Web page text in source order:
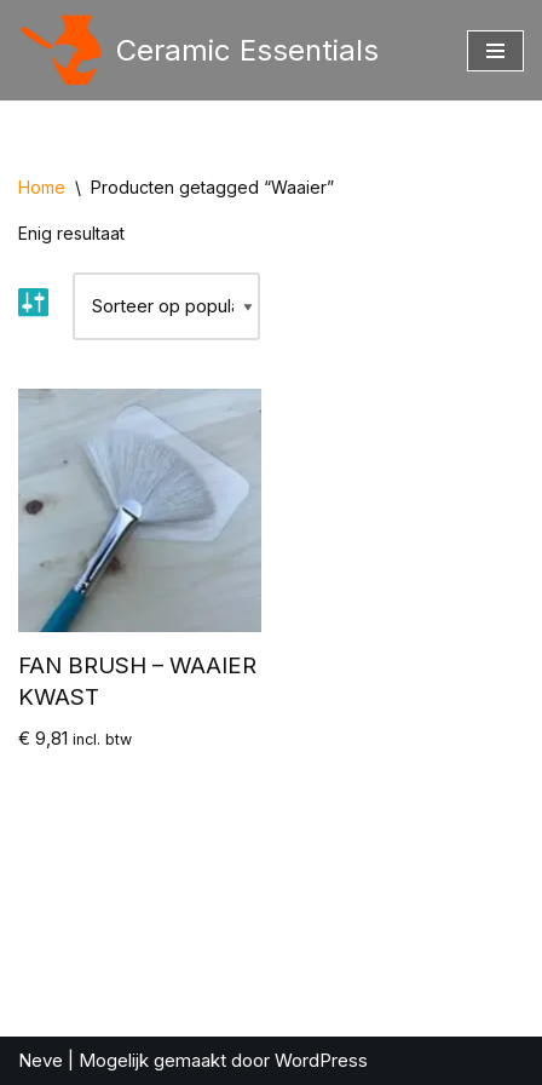
Ceramic Essentials
Home \ Producten getagged “Waaier”
Enig resultaat
FAN BRUSH – WAAIER
KWAST
€ 9,81 incl. btw
Neve | Mogelijk gemaakt door WordPress